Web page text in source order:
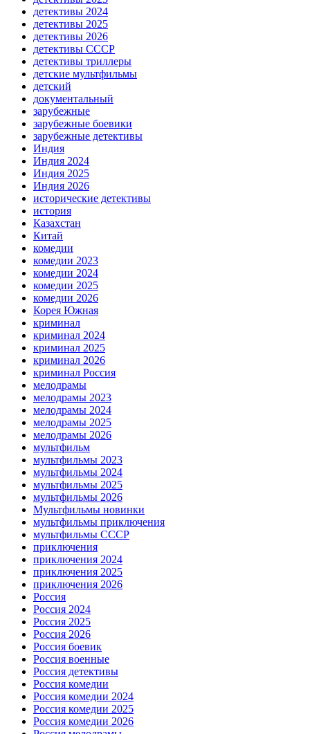
детективы 2024
детективы 2025
детективы 2026
детективы СССР
детективы триллеры
детские мультфильмы
детский
документальный
зарубежные
зарубежные боевики
зарубежные детективы
Индия
Индия 2024
Индия 2025
Индия 2026
исторические детективы
история
Казахстан
Китай
комедии
комедии 2023
комедии 2024
комедии 2025
комедии 2026
Корея Южная
криминал
криминал 2024
криминал 2025
криминал 2026
криминал Россия
мелодрамы
мелодрамы 2023
мелодрамы 2024
мелодрамы 2025
мелодрамы 2026
мультфильм
мультфильмы 2023
мультфильмы 2024
мультфильмы 2025
мультфильмы 2026
Мультфильмы новинки
мультфильмы приключения
мультфильмы СССР
приключения
приключения 2024
приключения 2025
приключения 2026
Россия
Россия 2024
Россия 2025
Россия 2026
Россия боевик
Россия военные
Россия детективы
Россия комедии
Россия комедии 2024
Россия комедии 2025
Россия комедии 2026